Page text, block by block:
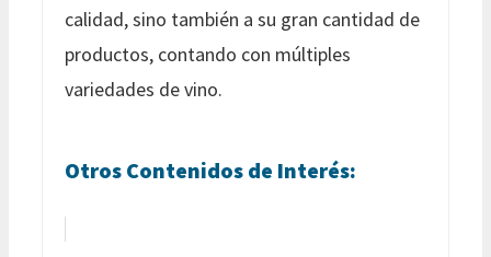
calidad, sino también a su gran cantidad de
productos, contando con múltiples
variedades de vino.
Otros Contenidos de Interés: